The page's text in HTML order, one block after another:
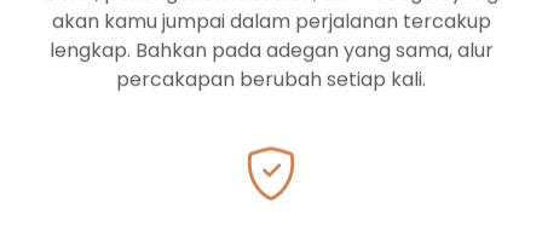
akan kamu jumpai dalam perjalanan tercakup
lengkap. Bahkan pada adegan yang sama, alur
percakapan berubah setiap kali.